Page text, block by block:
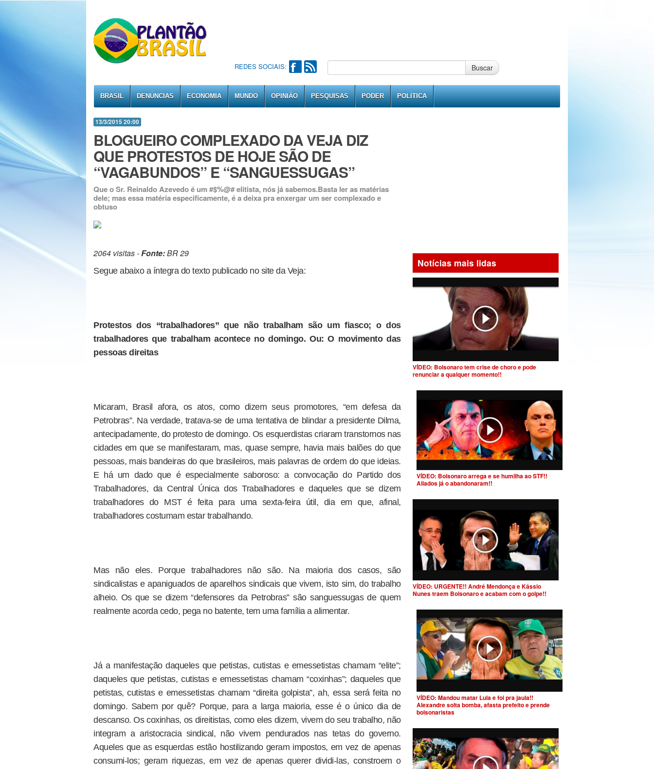
REDES SOCIAIS: Buscar
BRASIL DENÚNCIAS ECONOMIA MUNDO OPINIÃO PESQUISAS PODER POLÍTICA
13/3/2015 20:00
BLOGUEIRO COMPLEXADO DA VEJA DIZ
QUE PROTESTOS DE HOJE SÃO DE
“VAGABUNDOS” E “SANGUESSUGAS”
Que o Sr. Reinaldo Azevedo é um #$%@# elitista, nós já sabemos.Basta ler as matérias
dele; mas essa matéria especificamente, é a deixa pra enxergar um ser complexado e
obtuso
2064 visitas -Fonte:BR 29
Segue abaixo a íntegra do texto publicado no site da Veja:
Protestos dos “trabalhadores” que não trabalham são um fiasco; o dos
trabalhadores que trabalham acontece no domingo. Ou: O movimento das
pessoas direitas
Micaram, Brasil afora, os atos, como dizem seus promotores, “em defesa da
Petrobras”. Na verdade, tratava-se de uma tentativa de blindar a presidente Dilma,
antecipadamente, do protesto de domingo. Os esquerdistas criaram transtornos nas
cidades em que se manifestaram, mas, quase sempre, havia mais balões do que
pessoas, mais bandeiras do que brasileiros, mais palavras de ordem do que ideias.
E há um dado que é especialmente saboroso: a convocação do Partido dos
Trabalhadores, da Central Única dos Trabalhadores e daqueles que se dizem
trabalhadores do MST é feita para uma sexta-feira útil, dia em que, afinal,
trabalhadores costumam estar trabalhando.
Mas não eles. Porque trabalhadores não são. Na maioria dos casos, são
sindicalistas e apaniguados de aparelhos sindicais que vivem, isto sim, do trabalho
alheio. Os que se dizem “defensores da Petrobras” são sanguessugas de quem
realmente acorda cedo, pega no batente, tem uma família a alimentar.
Já a manifestação daqueles que petistas, cutistas e emessetistas chamam “elite”;
daqueles que petistas, cutistas e emessetistas chamam “coxinhas”; daqueles que
petistas, cutistas e emessetistas chamam “direita golpista”, ah, essa será feita no
domingo. Sabem por quê? Porque, para a larga maioria, esse é o único dia de
descanso. Os coxinhas, os direitistas, como eles dizem, vivem do seu trabalho, não
integram a aristocracia sindical, não vivem pendurados nas tetas do governo.
Aqueles que as esquerdas estão hostilizando geram impostos, em vez de apenas
consumi-los; geram riquezas, em vez de apenas querer dividi-las, constroem o
Notícias mais lidas
VÍDEO: Bolsonaro tem crise de choro e pode
renunciar a qualquer momento!!
VÍDEO: Bolsonaro arrega e se humilha ao STF!!
Aliados já o abandonaram!!
VÍDEO: URGENTE!! André Mendonça e Kássio
Nunes traem Bolsonaro e acabam com o golpe!!
VÍDEO: Mandou matar Lula e foi pra jaula!!
Alexandre solta bomba, afasta prefeito e prende
bolsonaristas